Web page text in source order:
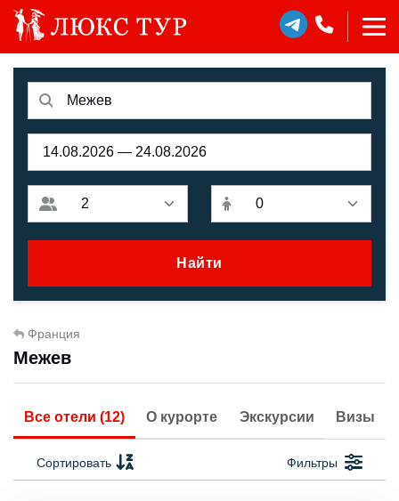
Найти
Франция
Межев
Все отели (12) О курорте Экскурсии Визы
Сортировать Фильтры